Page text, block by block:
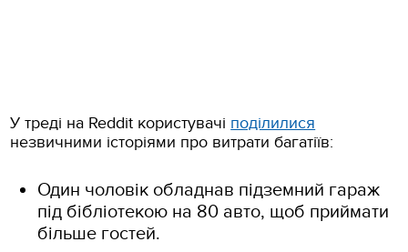
У треді на Reddit користувачі поділилися
незвичними історіями про витрати багатіїв:
Один чоловік обладнав підземний гараж
під бібліотекою на 80 авто, щоб приймати
більше гостей.